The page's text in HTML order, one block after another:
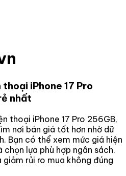
iPhone 17 Pro
nhất
thoại iPhone 17 Pro 256GB,
nơi bán giá tốt hơn nhờ dữ
Bạn có thể xem mức giá hiện
lựa phù hợp ngân sách.
giảm rủi ro mua không đúng